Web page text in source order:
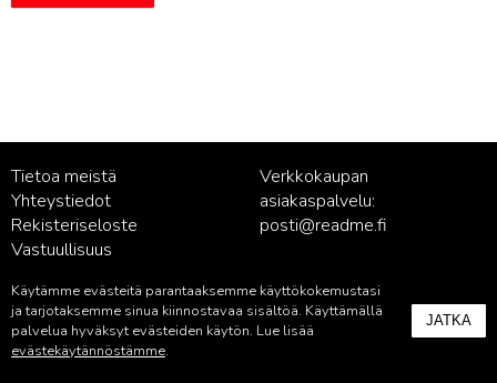
Tietoa meistä
Yhteystiedot
Rekisteriseloste
Vastuullisuus
Verkkokaupan
asiakaspalvelu:
posti@readme.fi
Kustantamon asiakaspalvelu:
palvelu@readme.fi
Käytämme evästeitä parantaaksemme käyttökokemustasi
ja tarjotaksemme sinua kiinnostavaa sisältöä. Käyttämällä
palvelua hyväksyt evästeiden käytön. Lue lisää
evästekäytännöstämme.
JATKA